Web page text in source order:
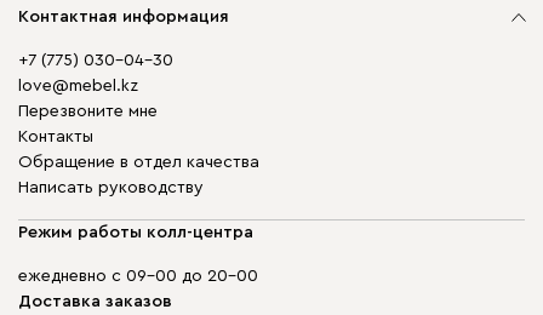
Контактная информация
+7 (775) 030-04-30
love@mebel.kz
Перезвоните мне
Контакты
Обращение в отдел качества
Написать руководству
Режим работы колл-центра
ежедневно с 09-00 до 20-00
Доставка заказов